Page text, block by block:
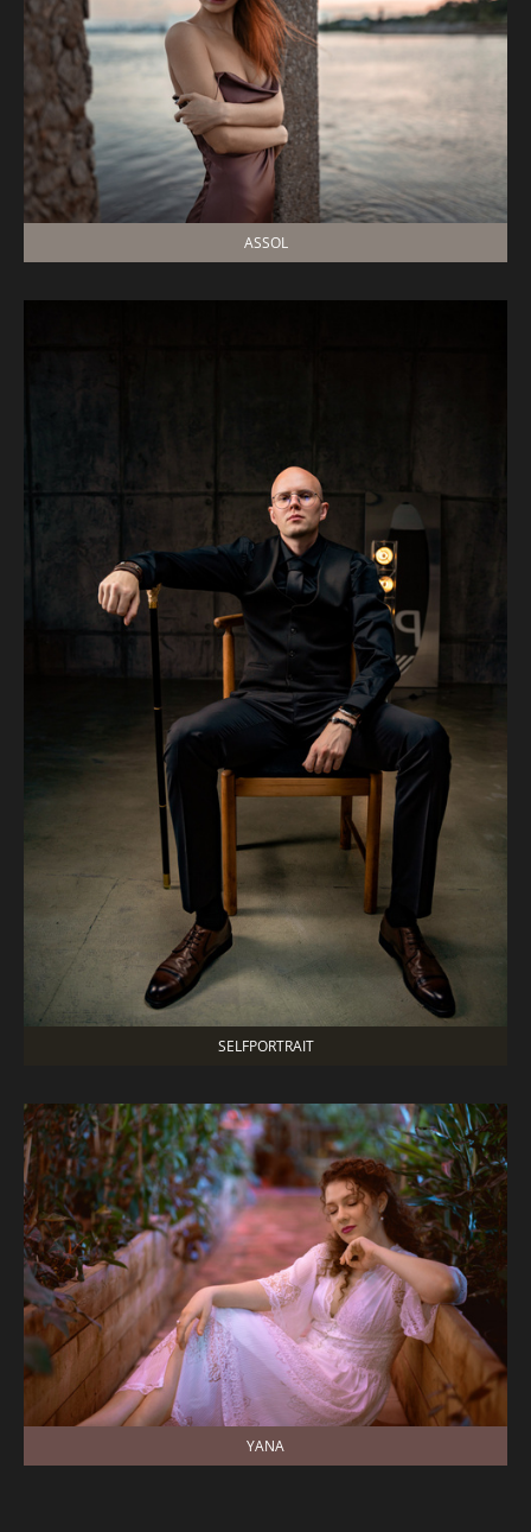
ASSOL
SELFPORTRAIT
YANA